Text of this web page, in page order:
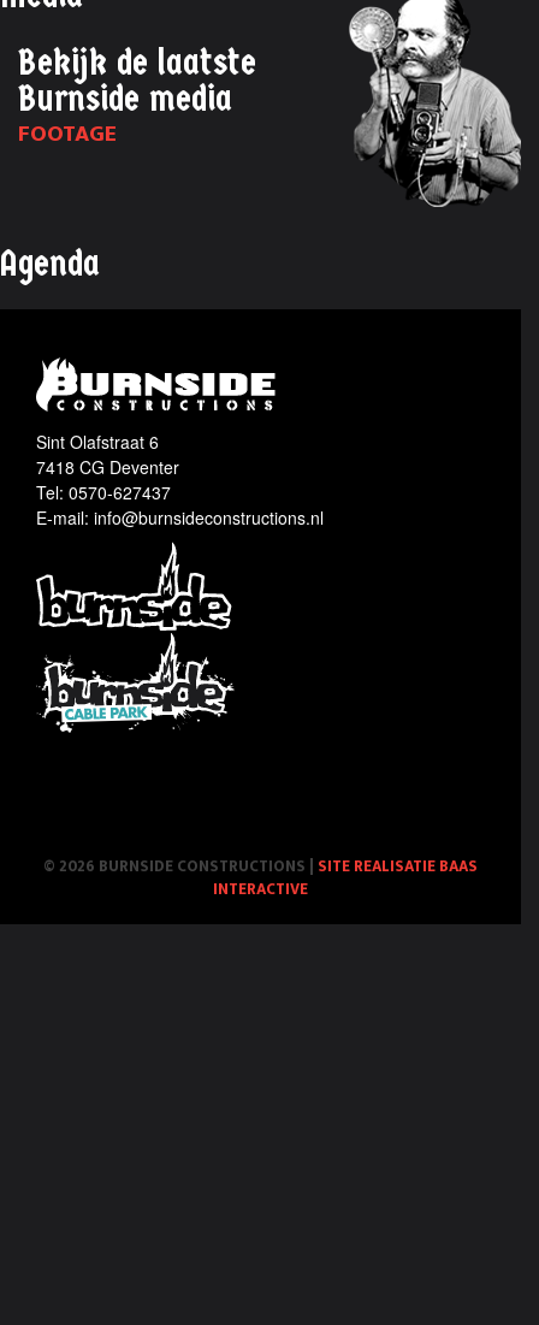
Bekijk de laatste
Burnside media
FOOTAGE
Agenda
Sint Olafstraat 6
7418 CG Deventer
Tel: 0570-627437
E-mail: info@burnsideconstructions.nl
© 2026 BURNSIDE CONSTRUCTIONS | SITE REALISATIE BAAS
INTERACTIVE